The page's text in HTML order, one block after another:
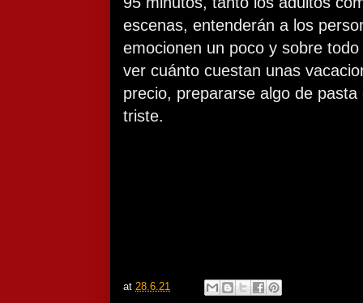
escenas, entenderán a los
emocionen un poco y sobre
ver cuánto cuestan unas
precio, prepararse algo de
triste.
at 28.6.21